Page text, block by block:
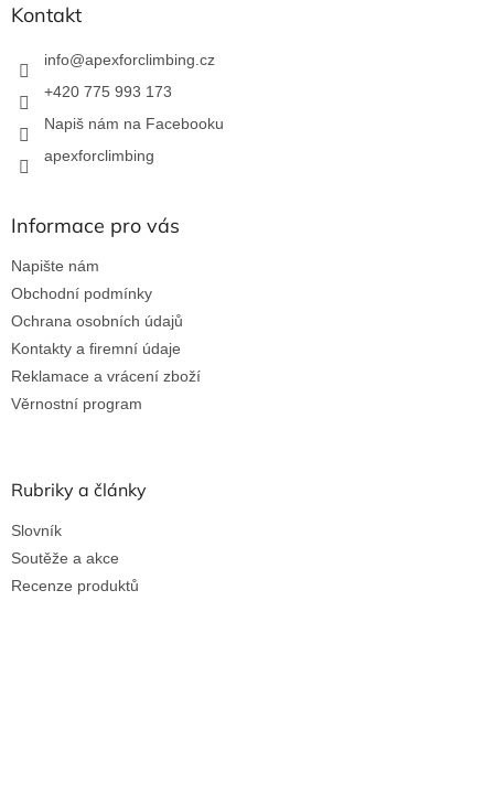
Kontakt
info@apexforclimbing.cz
+420 775 993 173
Napiš nám na Facebooku
apexforclimbing
Informace pro vás
Napište nám
Obchodní podmínky
Ochrana osobních údajů
Kontakty a firemní údaje
Reklamace a vrácení zboží
Věrnostní program
Rubriky a články
Slovník
Soutěže a akce
Recenze produktů